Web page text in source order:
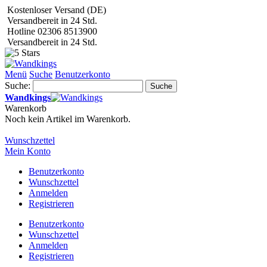
Kostenloser Versand (DE)
Versandbereit in 24 Std.
Hotline 02306 8513900
Versandbereit in 24 Std.
Menü Suche Benutzerkonto
Suche:
Suche
Wandkings
Warenkorb
Noch kein Artikel im Warenkorb.
Wunschzettel
Mein Konto
Benutzerkonto
Wunschzettel
Anmelden
Registrieren
Benutzerkonto
Wunschzettel
Anmelden
Registrieren